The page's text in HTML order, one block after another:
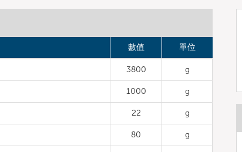
數值 單位
3800 g
1000 g
22 g
80 g